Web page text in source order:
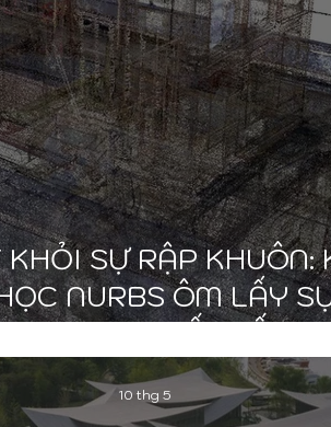
SỰ RẬP KHUÔN:
NURBS ÔM LẤY
TRONG THIẾT KẾ 3D
10 thg 5